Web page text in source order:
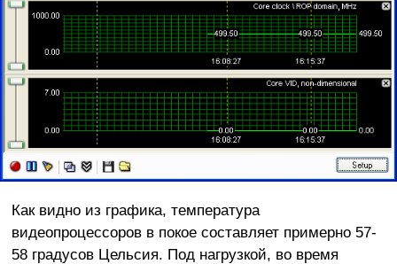
Как видно из графика, температура
видеопроцессоров в покое составляет примерно 57-
58 градусов Цельсия. Под нагрузкой, во время